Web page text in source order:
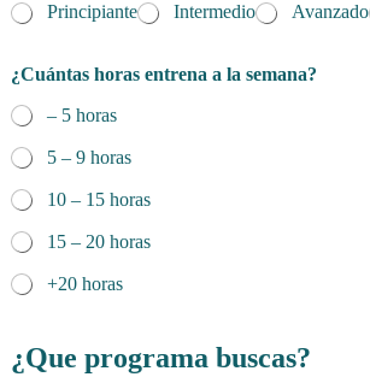
Principiante
Intermedio Avanzado
¿Cuántas horas entrena a la semana?
– 5 horas
5 – 9 horas
10 – 15 horas
15 – 20 horas
+20 horas
¿Que programa buscas?